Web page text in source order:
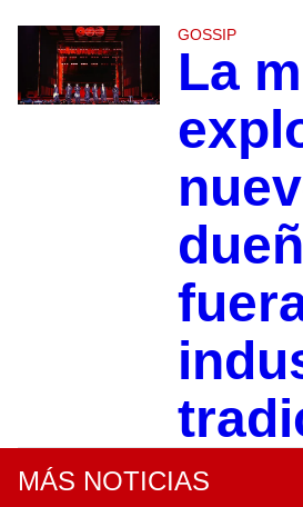
GOSSIP
La
MÁS NOTICIAS